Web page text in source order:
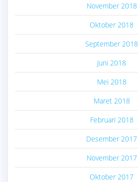
November 2018
Oktober 2018
September 2018
Juni 2018
Mei 2018
Maret 2018
Februari 2018
Desember 2017
November 2017
Oktober 2017